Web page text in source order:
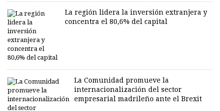
La región lidera la inversión extranjera y
concentra el 80,6% del capital
La Comunidad promueve la
internacionalización del sector
empresarial madrileño ante el Brexit